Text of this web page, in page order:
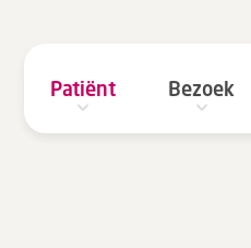
Patiënt Bezoek